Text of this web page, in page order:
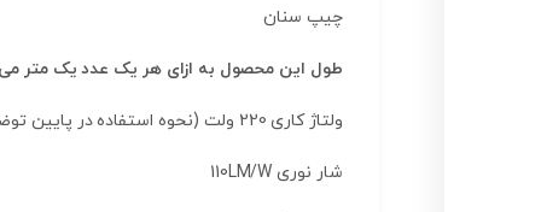
چیپ سنان
طول این محصول به ازای هر یک عدد یک متر
ولتاژ کاری 220 ولت (نحوه استفاده در پایین توضیح داده شده )
شار نوری 110LM/W